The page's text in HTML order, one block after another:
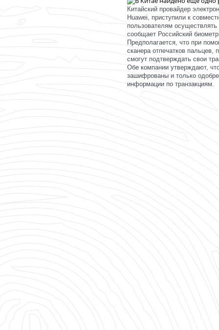
Китайский провайдер
Huawei, приступили к
пользователям
сообщает Российский
Предполагается, что при
сканера отпечатков пальцев,
смогут подтверждать свои
Обе компании утверждают,
зашифрованы и только
информации по транзакциям.